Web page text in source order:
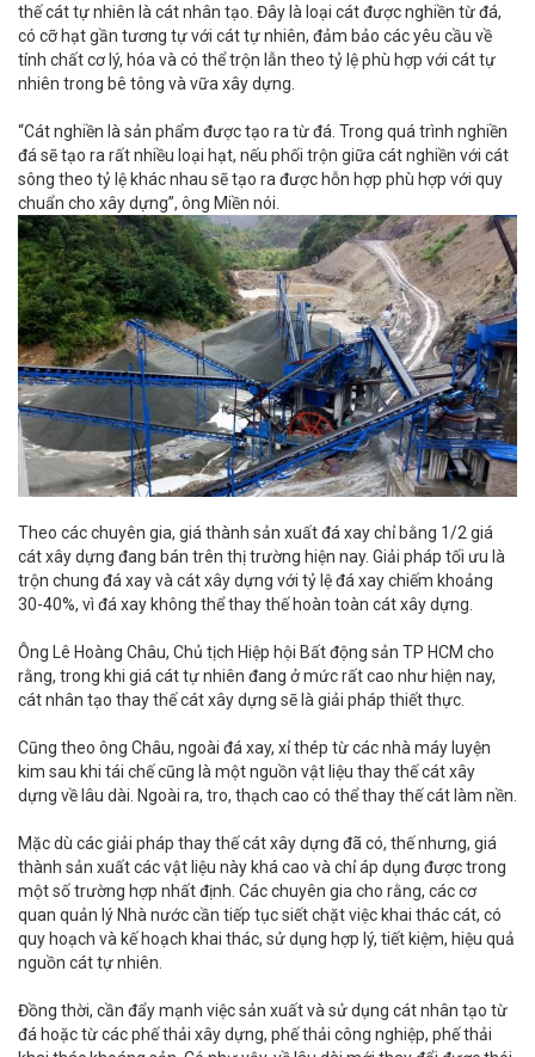
thế cát tự nhiên là cát nhân tạo. Đây là loại cát được nghiền từ đá,
có cỡ hạt gần tương tự với cát tự nhiên, đảm bảo các yêu cầu về
tính chất cơ lý, hóa và có thể trộn lẫn theo tỷ lệ phù hợp với cát tự
nhiên trong bê tông và vữa xây dựng.
“Cát nghiền là sản phẩm được tạo ra từ đá. Trong quá trình nghiền
đá sẽ tạo ra rất nhiều loại hạt, nếu phối trộn giữa cát nghiền với cát
sông theo tỷ lệ khác nhau sẽ tạo ra được hỗn hợp phù hợp với quy
chuẩn cho xây dựng”, ông Miền nói.
Theo các chuyên gia, giá thành sản xuất đá xay chỉ bằng 1/2 giá
cát xây dựng đang bán trên thị trường hiện nay. Giải pháp tối ưu là
trộn chung đá xay và cát xây dựng với tỷ lệ đá xay chiếm khoảng
30-40%, vì đá xay không thể thay thế hoàn toàn cát xây dựng.
Ông Lê Hoàng Châu, Chủ tịch Hiệp hội Bất động sản TP HCM cho
rằng, trong khi giá cát tự nhiên đang ở mức rất cao như hiện nay,
cát nhân tạo thay thế cát xây dựng sẽ là giải pháp thiết thực.
Cũng theo ông Châu, ngoài đá xay, xỉ thép từ các nhà máy luyện
kim sau khi tái chế cũng là một nguồn vật liệu thay thế cát xây
dựng về lâu dài. Ngoài ra, tro, thạch cao có thể thay thế cát làm nền.
Mặc dù các giải pháp thay thế cát xây dựng đã có, thế nhưng, giá
thành sản xuất các vật liệu này khá cao và chỉ áp dụng được trong
một số trường hợp nhất định. Các chuyên gia cho rằng, các cơ
quan quản lý Nhà nước cần tiếp tục siết chặt việc khai thác cát, có
quy hoạch và kế hoạch khai thác, sử dụng hợp lý, tiết kiệm, hiệu quả
nguồn cát tự nhiên.
Đồng thời, cần đẩy mạnh việc sản xuất và sử dụng cát nhân tạo từ
đá hoặc từ các phế thải xây dựng, phế thải công nghiệp, phế thải